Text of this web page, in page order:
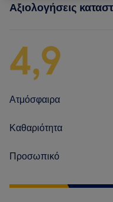
Αξιολογήσεις
4,9
Ατμόσφαιρα
Καθαριότητα
Προσωπικό